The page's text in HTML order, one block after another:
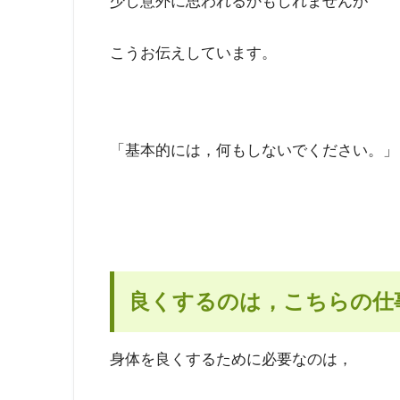
こうお伝えしています。
「基本的には，何もしないでください。」
良くするのは，こちらの仕
身体を良くするために必要なのは，